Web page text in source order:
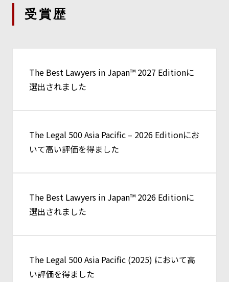
（阿部・井窪・片山法律事務所 編／共著／有斐閣）
（共著／金融財政事情研究会）
2011.10
法務リスク管理ガイドブック
会）
受賞歴
The Best Lawyers in Japan™ 2027 Editionに
選出されました
The Legal 500 Asia Pacific – 2026 Editionにお
いて高い評価を得ました
The Best Lawyers in Japan™ 2026 Editionに
選出されました
The Legal 500 Asia Pacific (2025) において高
い評価を得ました